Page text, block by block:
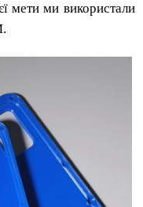
мети ми використали
​.